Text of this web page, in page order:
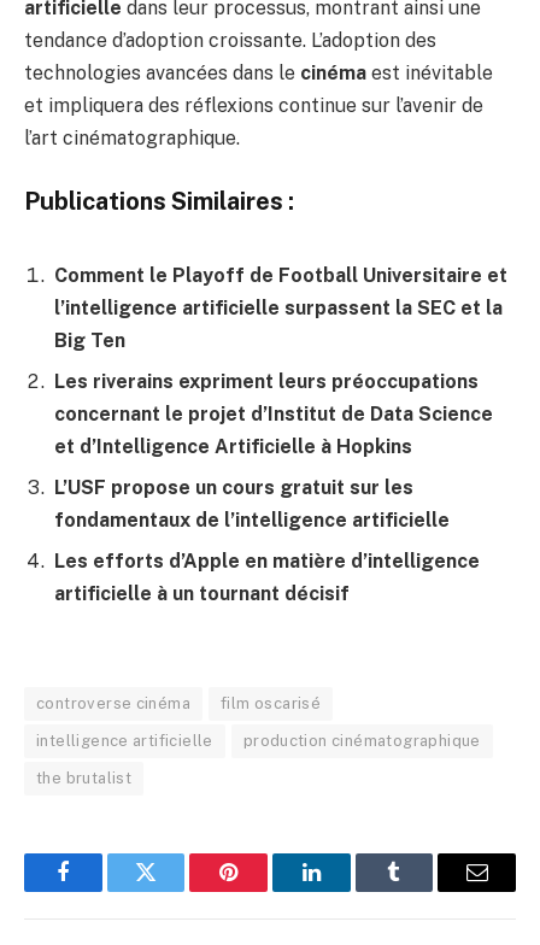
artificielle dans leur processus, montrant ainsi une
tendance d’adoption croissante. L’adoption des
technologies avancées dans le cinéma est inévitable
et impliquera des réflexions continue sur l’avenir de
l’art cinématographique.
Publications Similaires :
Comment le Playoff de Football Universitaire et
l’intelligence artificielle surpassent la SEC et la
Big Ten
Les riverains expriment leurs préoccupations
concernant le projet d’Institut de Data Science
et d’Intelligence Artificielle à Hopkins
L’USF propose un cours gratuit sur les
fondamentaux de l’intelligence artificielle
Les efforts d’Apple en matière d’intelligence
artificielle à un tournant décisif
controverse cinéma film oscarisé
intelligence artificielle production cinématographique
the brutalist
FacebookTwitter Pinterest LinkedInTumblr
E-